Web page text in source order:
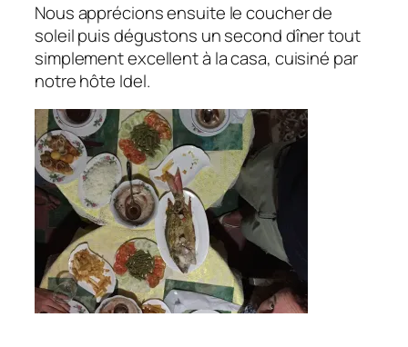
Nous apprécions ensuite le coucher de
soleil puis dégustons un second dîner tout
simplement excellent à la casa, cuisiné par
notre hôte Idel.